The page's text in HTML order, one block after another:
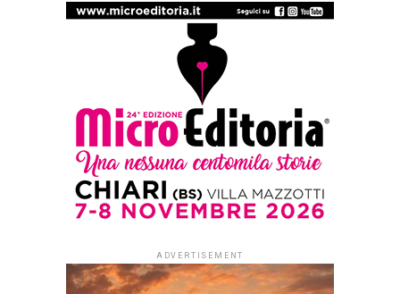
ARTICOLI & APPROFONDIMENTI
#ioleggoperché apre a tutti i nidi
d’Italia. Dal 1° settembre al via le
iscrizioni per partecipare alla
campagna di donazioni del 7-15
novembre
Published 1 settimana ago on 29 Luglio 2026
By Redazione Leggere:tutti